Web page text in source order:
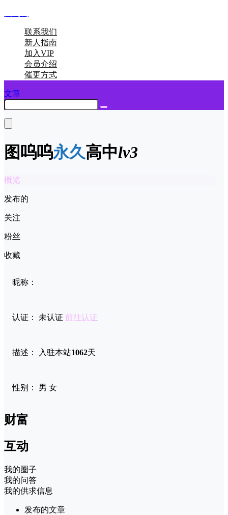
联系我们
新人指南
加入VIP
会员介绍
催更方式
文章
图呜呜永久高中lv3
概览
发布的
关注
粉丝
收藏
昵称：
认证： 未认证 前往认证
描述： 入驻本站1062天
性别： 男 女
财富
互动
我的圈子
我的问答
我的供求信息
发布的文章